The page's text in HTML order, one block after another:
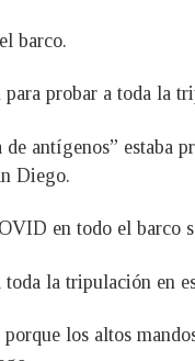
barco.
probar a toda la
antígenos” estaba
Diego.
en todo el barco
la tripulación en
los altos